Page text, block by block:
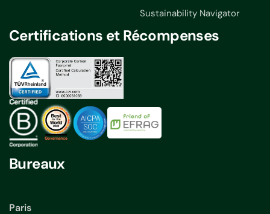
Sustainability Navigator
Certifications et Récompenses
Bureaux
Paris